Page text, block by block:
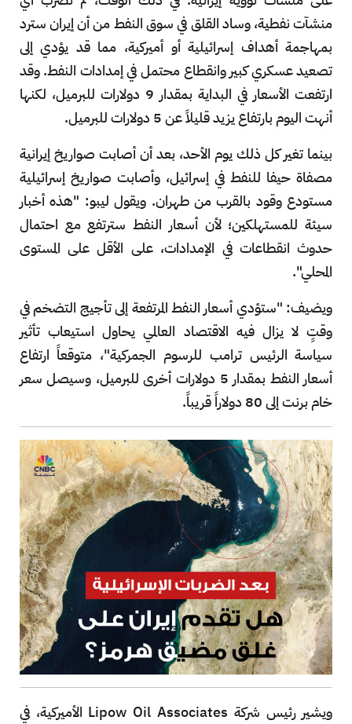
منشآت نفطية، وساد القلق في سوق النفط من أن إيران سترد
بمهاجمة أهداف إسرائيلية أو أميركية، مما قد يؤدي إلى
تصعيد عسكري كبير وانقطاع محتمل في إمدادات النفط. وقد
ارتفعت الأسعار في البداية بمقدار 9 دولارات للبرميل، لكنها
أنهت اليوم بارتفاع يزيد قليلاً عن 5 دولارات للبرميل.
بينما تغير كل ذلك يوم الأحد، بعد أن أصابت صواريخ إيرانية
مصفاة حيفا للنفط في إسرائيل، وأصابت صواريخ إسرائيلية
مستودع وقود بالقرب من طهران. ويقول ليبو: "هذه أخبار
سيئة للمستهلكين؛ لأن أسعار النفط سترتفع مع احتمال
حدوث انقطاعات في الإمدادات، على الأقل على المستوى
المحلي".
ويضيف: "ستؤدي أسعار النفط المرتفعة إلى تأجيج التضخم في
وقتٍ لا يزال فيه الاقتصاد العالمي يحاول استيعاب تأثير
سياسة الرئيس ترامب للرسوم الجمركية"، متوقعاً ارتفاع
أسعار النفط بمقدار 5 دولارات أخرى للبرميل، وسيصل سعر
خام برنت إلى 80 دولاراً قريباً.
ويشير رئيس شركة Lipow Oil Associates الأميركية، في